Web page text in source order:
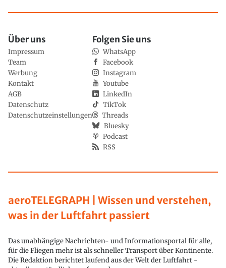
aeroTELEGRAPH | Wissen und verstehen,
was in der Luftfahrt passiert
Das unabhängige Nachrichten- und Informationsportal für alle,
für die Fliegen mehr ist als schneller Transport über Kontinente.
Die Redaktion berichtet laufend aus der Welt der Luftfahrt -
Über uns
Impressum
Team
Werbung
Kontakt
AGB
Datenschutz
Datenschutzeinstellungen
Folgen Sie uns
WhatsApp
Facebook
Instagram
Youtube
LinkedIn
TikTok
Threads
Bluesky
Podcast
RSS